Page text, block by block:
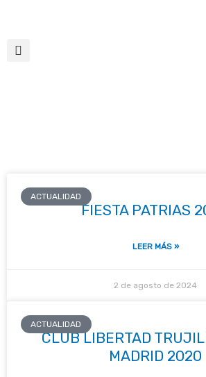
contenido
ACTUALIDAD
FIESTA PATRIAS
LEER MÁS »
2 de agosto de 2024
ACTUALIDAD
CLUB LIBERTAD
MADRID 2020